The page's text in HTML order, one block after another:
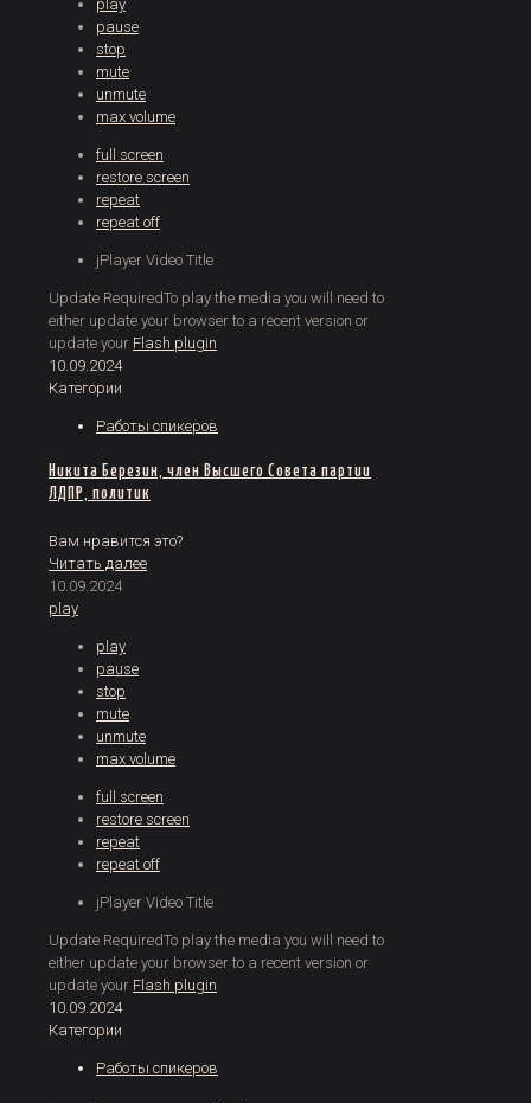
play
pause
stop
mute
unmute
max volume
full screen
restore screen
repeat
repeat off
jPlayer Video Title
Update RequiredTo play the media you will need to
either update your browser to a recent version or
update your Flash plugin
10.09.2024
Категории
Работы спикеров
Никита Березин, член Высшего Совета партии
ЛДПР, политик
Вам нравится это?
Читать далее
10.09.2024
play
play
pause
stop
mute
unmute
max volume
full screen
restore screen
repeat
repeat off
jPlayer Video Title
Update RequiredTo play the media you will need to
either update your browser to a recent version or
update your Flash plugin
10.09.2024
Категории
Работы спикеров